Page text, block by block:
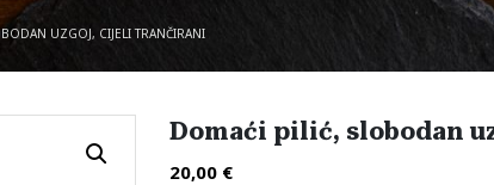
UZGOJ, CIJELI TRANČIRANI
Domaći pilić, slobodan
20,00 €